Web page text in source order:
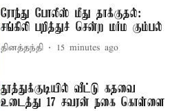
ரோந்து போலீஸ் மீது தாக்குதல்:
சங்கிலி பறித்துச் சென்ற மர்ம கும்பல்
தினத்தந்தி 15 minutes ago
தூத்துக்குடியில் வீட்டு கதவை
உடைத்து 17 சவரன் நகை கொள்ளை